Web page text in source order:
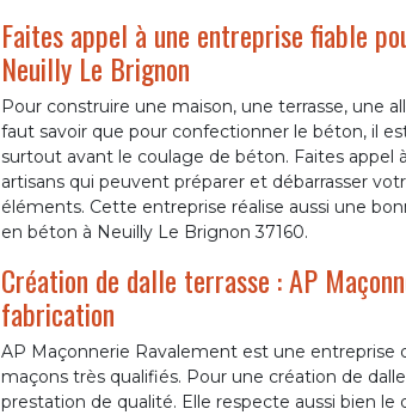
Faites appel à une entreprise fiable
Neuilly Le Brignon
Pour construire une maison, une terrasse, une
faut savoir que pour confectionner le béton, il
surtout avant le coulage de béton. Faites appel
artisans qui peuvent préparer et débarrasser
éléments. Cette entreprise réalise aussi une
en béton à Neuilly Le Brignon 37160.
Création de dalle terrasse : AP
fabrication
AP Maçonnerie Ravalement est une entreprise
maçons très qualifiés. Pour une création de
prestation de qualité. Elle respecte aussi bien le